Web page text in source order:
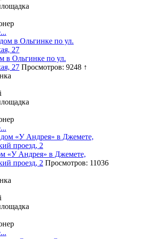
в Ольгинке по ул.
27 Просмотров: 9248 ↑
«У Андрея» в Джемете,
проезд, 2 Просмотров: 11036